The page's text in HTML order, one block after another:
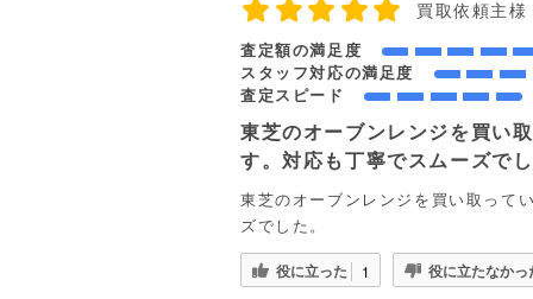
買取依頼主様
査定額の満足度
スタッフ対応の満足度
査定スピード
東芝のオーブンレンジを買い
す。対応も丁寧でスムーズで
東芝のオーブンレンジを買い取って
ズでした。
役に立った 1 役に立たなかっ